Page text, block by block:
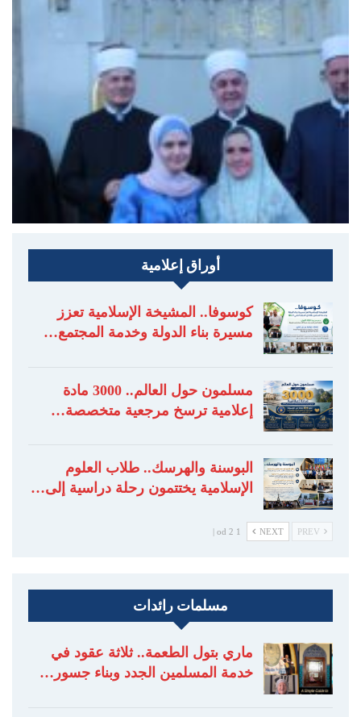
أوراق إعلامية
كوسوفا.. المشيخة الإسلامية تعزز
مسيرة بناء الدولة وخدمة المجتمع…
مسلمون حول العالم.. 3000 مادة
إعلامية ترسخ مرجعية متخصصة…
البوسنة والهرسك.. طلاب العلوم
الإسلامية يختتمون رحلة دراسية إلى…
NEXT
1 od 2 |
مسلمات رائدات
ماري بتول الطعمة.. ثلاثة عقود في
خدمة المسلمين الجدد وبناء جسور…